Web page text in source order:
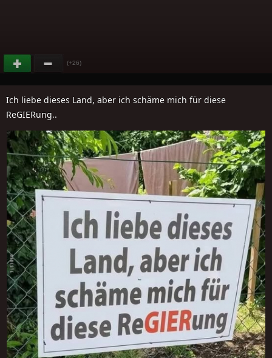
(+26)
Ich liebe dieses Land, aber ich schäme mich für diese
ReGIERung..